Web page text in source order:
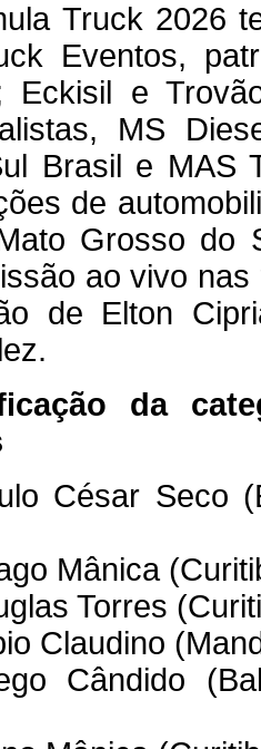
Truck 2026
Eventos,
Eckisil e
MS
Brasil e MAS
de
Grosso do
ao vivo
de Elton
da
César Seco
Mânica
Torres
Claudino
Cândido